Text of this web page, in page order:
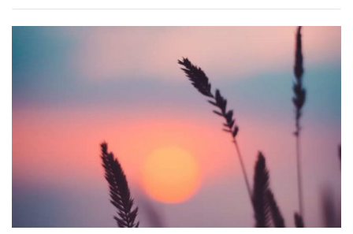
Cómo Colaborar